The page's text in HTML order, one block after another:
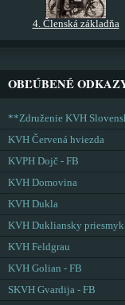
4. Členská základňa
OBĽÚBENÉ
**Združenie KVH
KVH Červená hviezda
KVPH Dojč - FB
KVH Domovina
KVH Dukla
KVH Dukliansky priesmyk
KVH Feldgrau
KVH Golian - FB
SKVH Gvardija - FB